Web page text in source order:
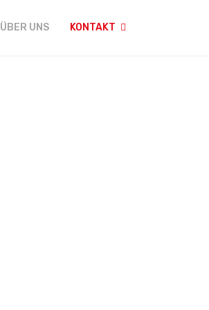
ÜBER UNS KONTAKT